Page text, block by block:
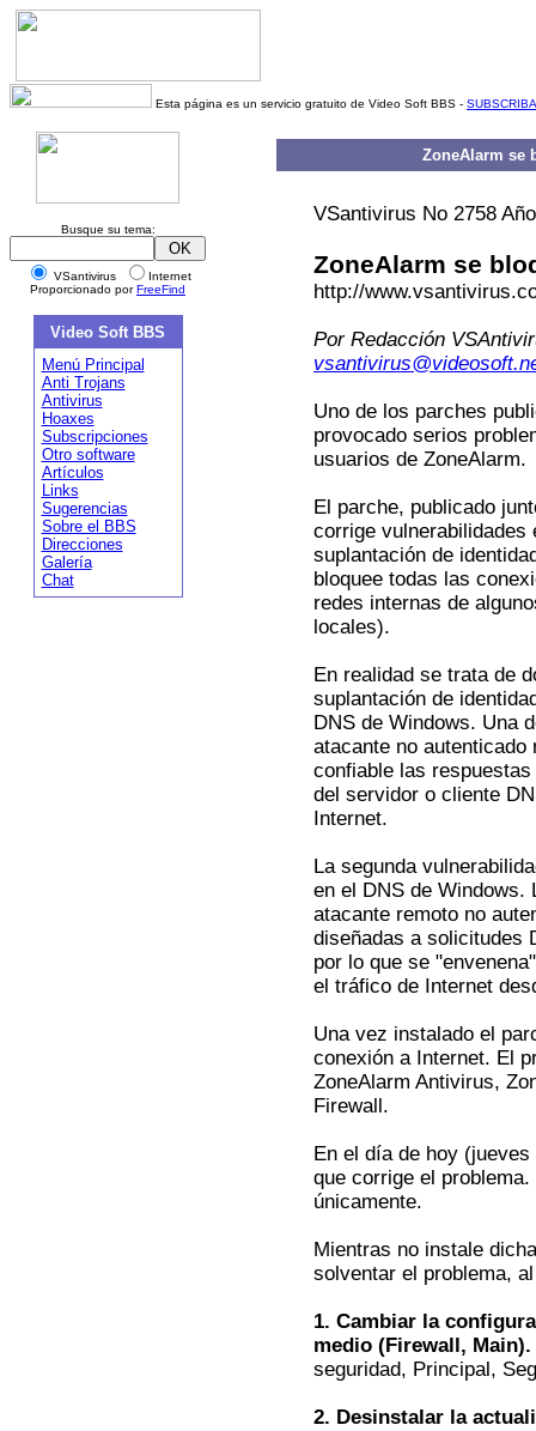
Esta página es un servicio gratuito de Video Soft BBS -
Busque su tema:
VSantivirus
Internet
Proporcionado porFreeFind
Video Soft BBS
Menú Principal
Anti Trojans
Antivirus
Hoaxes
Subscripciones
Otro software
Artículos
Links
Sugerencias
Sobre el BBS
Direcciones
Galería
Chat
ZoneAlarm se
VSantivirus No 2758
ZoneAlarm se
http://
Por Redacción
Uno de los parches
provocado serios
usuarios de ZoneAlarm.
El parche, publicado
corrige vulnerabilidades
suplantación de
bloquee todas las
redes internas de
locales).
En realidad se trata de
suplantación de
DNS de Windows. Una
atacante no
confiable las
del servidor o cliente
Internet.
La segunda
en el DNS de Windows.
atacante remoto no
diseñadas a solicitudes
por lo que se
el tráfico de Internet
Una vez instalado el
conexión a Internet. El
ZoneAlarm Antivirus,
Firewall.
En el día de hoy
que corrige el
únicamente.
Mientras no instale
solventar el problema,
1. Cambiar la
medio (Firewall, Main).
seguridad, Principal,
2. Desinstalar la